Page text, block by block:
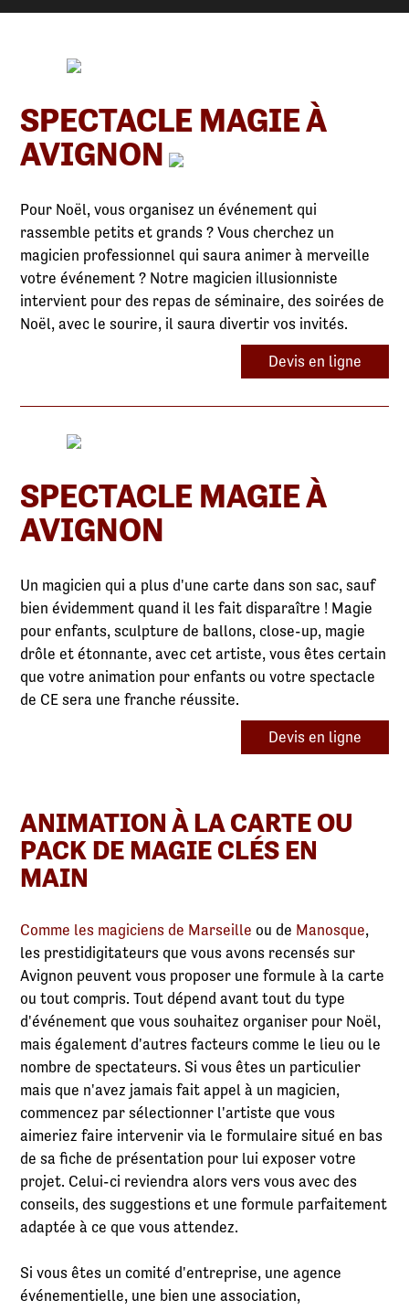
SPECTACLE MAGIE À
AVIGNON
Pour Noël, vous organisez un événement qui
rassemble petits et grands ? Vous cherchez un
magicien professionnel qui saura animer à merveille
votre événement ? Notre magicien illusionniste
intervient pour des repas de séminaire, des soirées de
Noël, avec le sourire, il saura divertir vos invités.
Devis en ligne
SPECTACLE MAGIE À
AVIGNON
Un magicien qui a plus d'une carte dans son sac, sauf
bien évidemment quand il les fait disparaître ! Magie
pour enfants, sculpture de ballons, close-up, magie
drôle et étonnante, avec cet artiste, vous êtes certain
que votre animation pour enfants ou votre spectacle
de CE sera une franche réussite.
Devis en ligne
ANIMATION À LA CARTE OU
PACK DE MAGIE CLÉS EN
MAIN
Comme les magiciens de Marseille ou de Manosque,
les prestidigitateurs que vous avons recensés sur
Avignon peuvent vous proposer une formule à la carte
ou tout compris. Tout dépend avant tout du type
d'événement que vous souhaitez organiser pour Noël,
mais également d'autres facteurs comme le lieu ou le
nombre de spectateurs. Si vous êtes un particulier
mais que n'avez jamais fait appel à un magicien,
commencez par sélectionner l'artiste que vous
aimeriez faire intervenir via le formulaire situé en bas
de sa fiche de présentation pour lui exposer votre
projet. Celui-ci reviendra alors vers vous avec des
conseils, des suggestions et une formule parfaitement
adaptée à ce que vous attendez.
Si vous êtes un comité d'entreprise, une agence
événementielle, une bien une association,